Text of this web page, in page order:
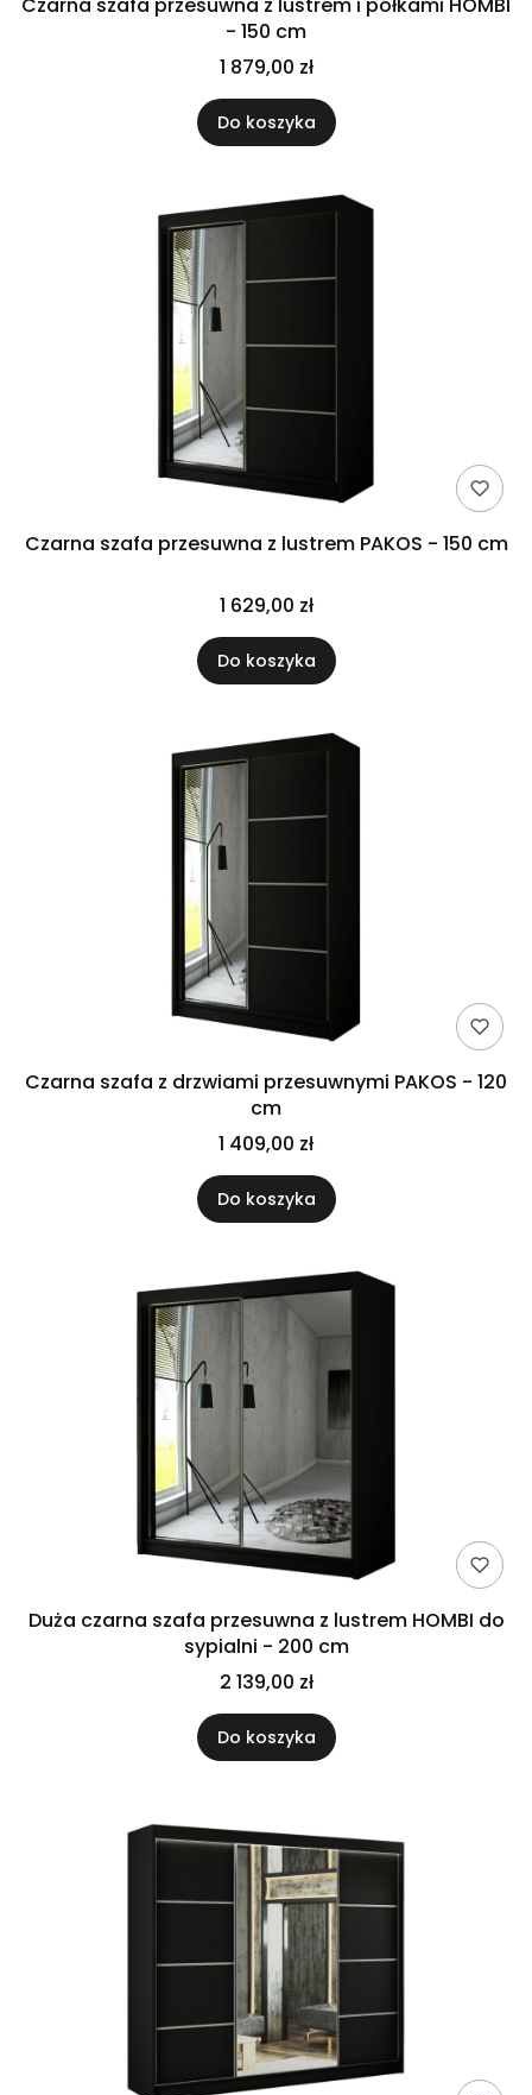
Czarna szafa przesuwna z lustrem i półkami HOMBI
- 150 cm
1 879,00 zł
Do koszyka
Czarna szafa przesuwna z lustrem PAKOS - 150 cm
1 629,00 zł
Do koszyka
Czarna szafa z drzwiami przesuwnymi PAKOS - 120
cm
1 409,00 zł
Do koszyka
Duża czarna szafa przesuwna z lustrem HOMBI do
sypialni - 200 cm
2 139,00 zł
Do koszyka